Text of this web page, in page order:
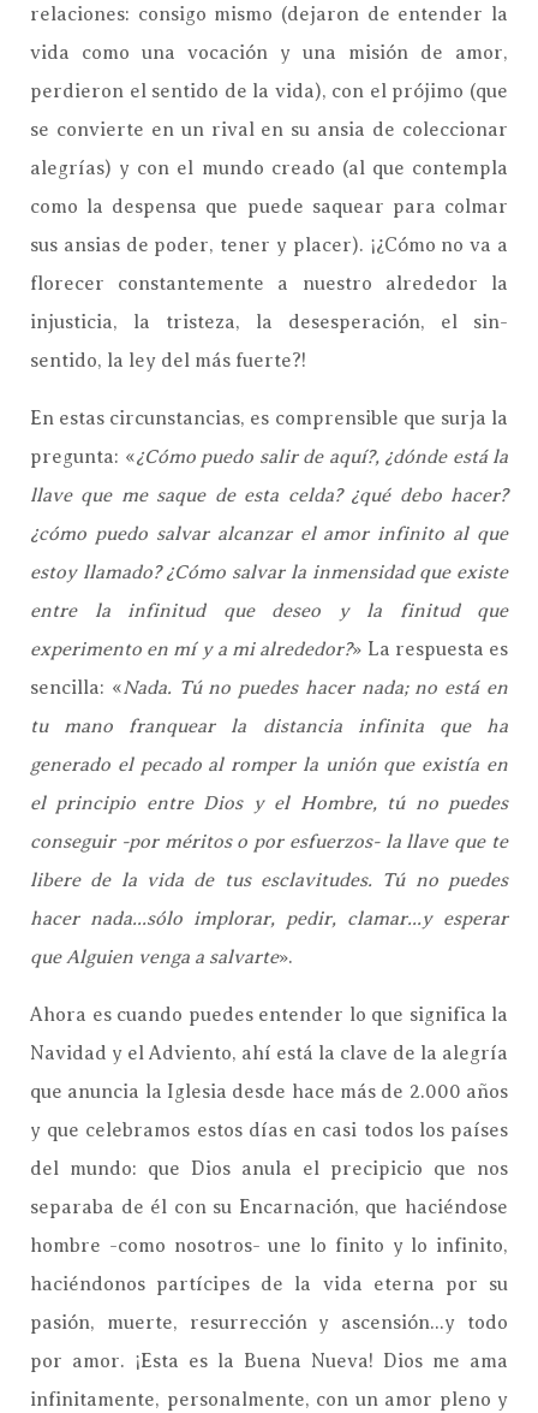
relaciones: consigo mismo (dejaron de entender la
vida como una vocación y una misión de amor,
perdieron el sentido de la vida), con el prójimo (que
se convierte en un rival en su ansia de coleccionar
alegrías) y con el mundo creado (al que contempla
como la despensa que puede saquear para colmar
sus ansias de poder, tener y placer). ¡¿Cómo no va a
florecer constantemente a nuestro alrededor la
injusticia, la tristeza, la desesperación, el sin-
sentido, la ley del más fuerte?!
En estas circunstancias, es comprensible que surja la
pregunta: «¿Cómo puedo salir de aquí?, ¿dónde está la
llave que me saque de esta celda? ¿qué debo hacer?
¿cómo puedo salvar alcanzar el amor infinito al que
estoy llamado? ¿Cómo salvar la inmensidad que existe
entre la infinitud que deseo y la finitud que
experimento en mí y a mi alrededor?» La respuesta es
sencilla: «Nada. Tú no puedes hacer nada; no está en
tu mano franquear la distancia infinita que ha
generado el pecado al romper la unión que existía en
el principio entre Dios y el Hombre, tú no puedes
conseguir -por méritos o por esfuerzos- la llave que te
libere de la vida de tus esclavitudes. Tú no puedes
hacer nada...sólo implorar, pedir, clamar...y esperar
que Alguien venga a salvarte».
Ahora es cuando puedes entender lo que significa la
Navidad y el Adviento, ahí está la clave de la alegría
que anuncia la Iglesia desde hace más de 2.000 años
y que celebramos estos días en casi todos los países
del mundo: que Dios anula el precipicio que nos
separaba de él con su Encarnación, que haciéndose
hombre -como nosotros- une lo finito y lo infinito,
haciéndonos partícipes de la vida eterna por su
pasión, muerte, resurrección y ascensión...y todo
por amor. ¡Esta es la Buena Nueva! Dios me ama
infinitamente, personalmente, con un amor pleno y